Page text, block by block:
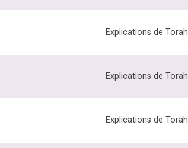
Explications de Torah
Explications de Torah
Explications de Torah